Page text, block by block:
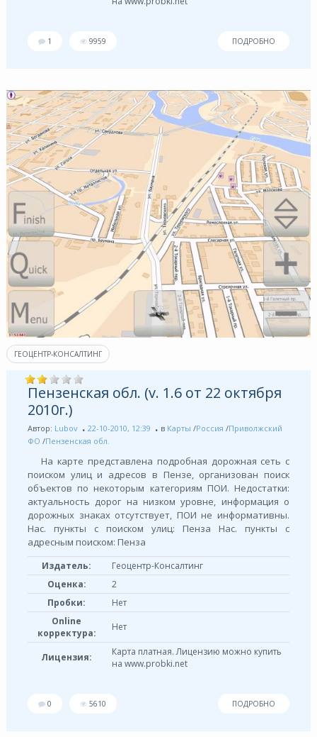
1 9959 ПОДРОБНО
ГЕОЦЕНТР-КОНСАЛТИНГ
Пензенская обл. (v. 1.6 от 22 октября
2010г.)
Автор: Lubov 22-10-2010, 12:39 в Карты /Россия /Приволжский
ФО /Пензенская обл.
На карте представлена подробная дорожная сеть с
поиском улиц и адресов в Пензе, организован поиск
объектов по некоторым категориям ПОИ. Недостатки:
актуальность дорог на низком уровне, информация о
дорожных знаках отсутствует, ПОИ не информативны.
Нас. пункты с поиском улиц: Пенза Нас. пункты с
адресным поиском: Пенза
Издатель:
Геоцентр-Консалтинг
Оценка:
2
Пробки:
Нет
Online
корректура:
Нет
Лицензия:
Карта платная. Лицензию можно купить
на www.probki.net
0 5610 ПОДРОБНО